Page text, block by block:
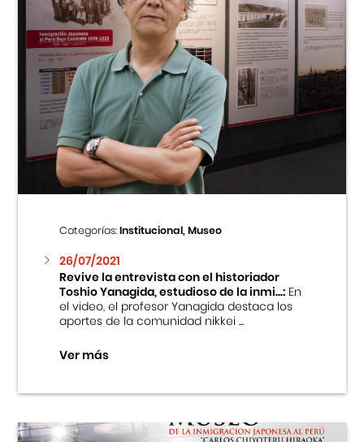
Categorías:Institucional, Museo
26/07/2021
Revive la entrevista con el historiador
Toshio Yanagida, estudioso de la inmi...:En
el video, el profesor Yanagida destaca los
aportes de la comunidad nikkei ...
Ver más